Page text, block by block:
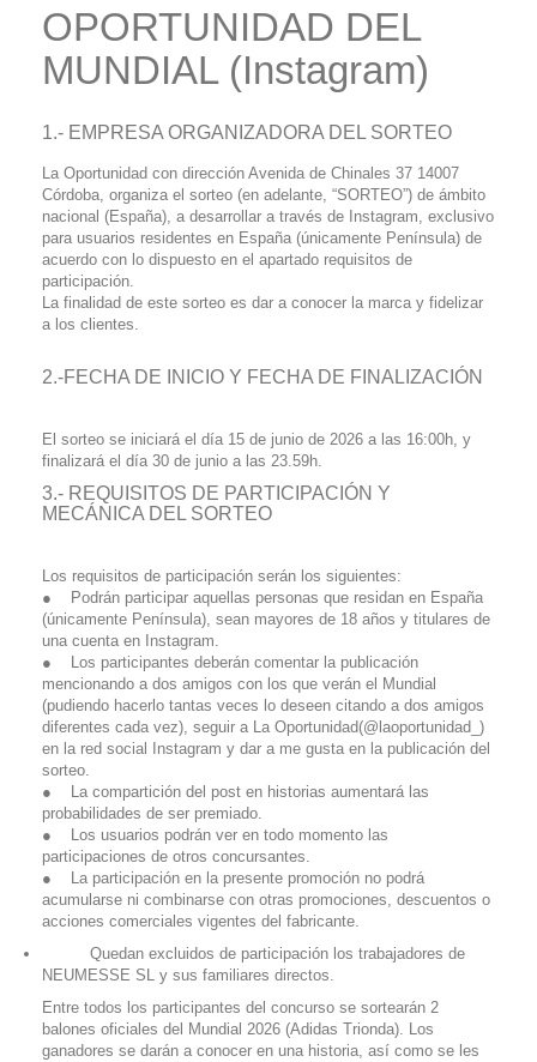
OPORTUNIDAD DEL
MUNDIAL (Instagram)
1.- EMPRESA ORGANIZADORA DEL SORTEO
La Oportunidad con dirección Avenida de Chinales 37 14007
Córdoba, organiza el sorteo (en adelante, “SORTEO”) de ámbito
nacional (España), a desarrollar a través de Instagram, exclusivo
para usuarios residentes en España (únicamente Península) de
acuerdo con lo dispuesto en el apartado requisitos de
participación.
La finalidad de este sorteo es dar a conocer la marca y fidelizar
a los clientes.
2.-FECHA DE INICIO Y FECHA DE FINALIZACIÓN
El sorteo se iniciará el día 15 de junio de 2026 a las 16:00h, y
finalizará el día 30 de junio a las 23.59h.
3.- REQUISITOS DE PARTICIPACIÓN Y
MECÁNICA DEL SORTEO
Los requisitos de participación serán los siguientes:
● Podrán participar aquellas personas que residan en España
(únicamente Península), sean mayores de 18 años y titulares de
una cuenta en Instagram.
● Los participantes deberán comentar la publicación
mencionando a dos amigos con los que verán el Mundial
(pudiendo hacerlo tantas veces lo deseen citando a dos amigos
diferentes cada vez), seguir a La Oportunidad(@laoportunidad_)
en la red social Instagram y dar a me gusta en la publicación del
sorteo.
● La compartición del post en historias aumentará las
probabilidades de ser premiado.
● Los usuarios podrán ver en todo momento las
participaciones de otros concursantes.
● La participación en la presente promoción no podrá
acumularse ni combinarse con otras promociones, descuentos o
acciones comerciales vigentes del fabricante.
Quedan excluidos de participación los trabajadores de
NEUMESSE SL y sus familiares directos.
Entre todos los participantes del concurso se sortearán 2
balones oficiales del Mundial 2026 (Adidas Trionda). Los
ganadores se darán a conocer en una historia, así como se les